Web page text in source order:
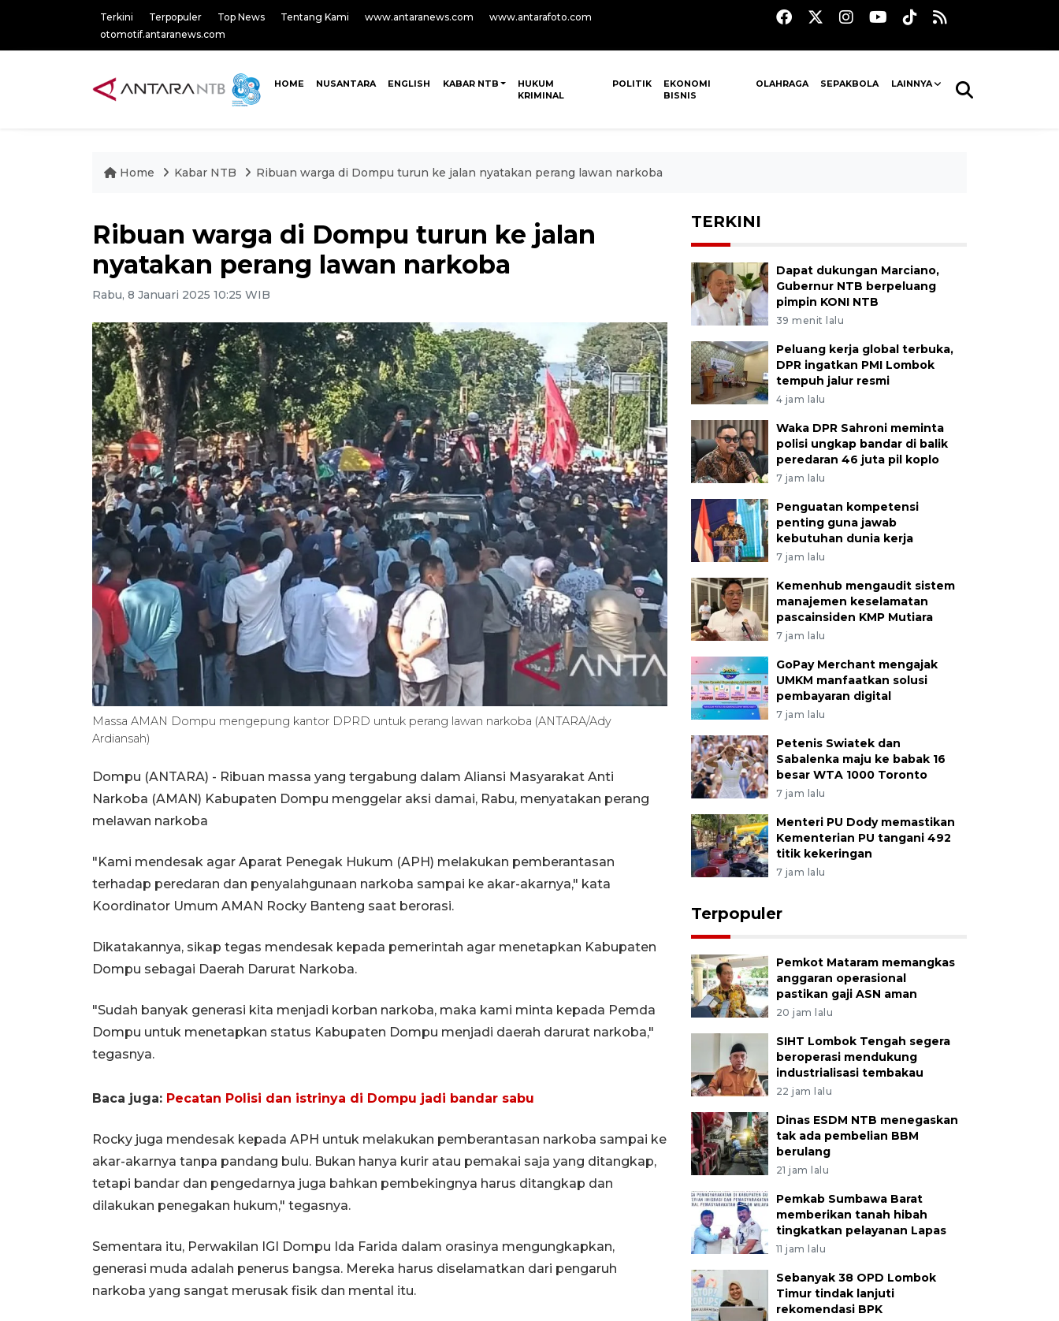
Terkini Terpopuler Top News Tentang Kami www.antaranews.com
www.antarafoto.com
otomotif.antaranews.com
HOME NUSANTARA ENGLISH KABAR NTB
HUKUM
KRIMINAL
POLITIK
EKONOMI
BISNIS
OLAHRAGA SEPAKBOLA LAINNYA
Home Kabar NTB Ribuan warga di Dompu turun ke jalan nyatakan perang lawan narkoba
Ribuan warga di Dompu turun ke jalan
nyatakan perang lawan narkoba
Rabu, 8 Januari 2025 10:25 WIB
Massa AMAN Dompu mengepung kantor DPRD untuk perang lawan narkoba (ANTARA/Ady
Ardiansah)
Dompu (ANTARA) - Ribuan massa yang tergabung dalam Aliansi Masyarakat Anti
Narkoba (AMAN) Kabupaten Dompu menggelar aksi damai, Rabu, menyatakan perang
melawan narkoba
"Kami mendesak agar Aparat Penegak Hukum (APH) melakukan pemberantasan
terhadap peredaran dan penyalahgunaan narkoba sampai ke akar-akarnya," kata
Koordinator Umum AMAN Rocky Banteng saat berorasi.
Dikatakannya, sikap tegas mendesak kepada pemerintah agar menetapkan Kabupaten
Dompu sebagai Daerah Darurat Narkoba.
"Sudah banyak generasi kita menjadi korban narkoba, maka kami minta kepada Pemda
Dompu untuk menetapkan status Kabupaten Dompu menjadi daerah darurat narkoba,"
tegasnya.
Baca juga: Pecatan Polisi dan istrinya di Dompu jadi bandar sabu
Rocky juga mendesak kepada APH untuk melakukan pemberantasan narkoba sampai ke
akar-akarnya tanpa pandang bulu. Bukan hanya kurir atau pemakai saja yang ditangkap,
tetapi bandar dan pengedarnya juga bahkan pembekingnya harus ditangkap dan
dilakukan penegakan hukum," tegasnya.
Sementara itu, Perwakilan IGI Dompu Ida Farida dalam orasinya mengungkapkan,
generasi muda adalah penerus bangsa. Mereka harus diselamatkan dari pengaruh
narkoba yang sangat merusak fisik dan mental itu.
TERKINI
Dapat dukungan Marciano,
Gubernur NTB berpeluang
pimpin KONI NTB
39 menit lalu
Peluang kerja global terbuka,
DPR ingatkan PMI Lombok
tempuh jalur resmi
4 jam lalu
Waka DPR Sahroni meminta
polisi ungkap bandar di balik
peredaran 46 juta pil koplo
7 jam lalu
Penguatan kompetensi
penting guna jawab
kebutuhan dunia kerja
7 jam lalu
Kemenhub mengaudit sistem
manajemen keselamatan
pascainsiden KMP Mutiara
7 jam lalu
GoPay Merchant mengajak
UMKM manfaatkan solusi
pembayaran digital
7 jam lalu
Petenis Swiatek dan
Sabalenka maju ke babak 16
besar WTA 1000 Toronto
7 jam lalu
Menteri PU Dody memastikan
Kementerian PU tangani 492
titik kekeringan
7 jam lalu
Terpopuler
Pemkot Mataram memangkas
anggaran operasional
pastikan gaji ASN aman
20 jam lalu
SIHT Lombok Tengah segera
beroperasi mendukung
industrialisasi tembakau
22 jam lalu
Dinas ESDM NTB menegaskan
tak ada pembelian BBM
berulang
21 jam lalu
Pemkab Sumbawa Barat
memberikan tanah hibah
tingkatkan pelayanan Lapas
11 jam lalu
Sebanyak 38 OPD Lombok
Timur tindak lanjuti
rekomendasi BPK